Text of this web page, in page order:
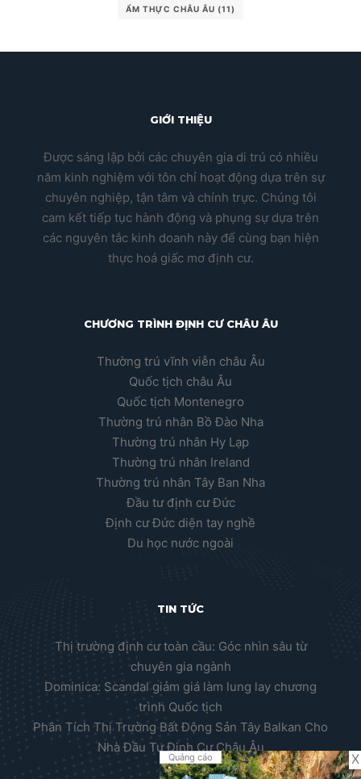
ẨM THỰC CHÂU ÂU (11)
GIỚI THIỆU
Được sáng lập bởi các chuyên gia di trú có nhiều
năm kinh nghiệm với tôn chỉ hoạt động dựa trên sự
chuyên nghiệp, tận tâm và chính trực. Chúng tôi
cam kết tiếp tục hành động và phụng sự dựa trên
các nguyên tắc kinh doanh này để cùng bạn hiện
thực hoá giấc mơ định cư.
CHƯƠNG TRÌNH ĐỊNH CƯ CHÂU ÂU
Thường trú vĩnh viễn châu Âu
Quốc tịch châu Âu
Quốc tịch Montenegro
Thường trú nhân Bồ Đào Nha
Thường trú nhân Hy Lạp
Thường trú nhân Ireland
Thường trú nhân Tây Ban Nha
Đầu tư định cư Đức
Định cư Đức diện tay nghề
Du học nước ngoài
TIN TỨC
Thị trường định cư toàn cầu: Góc nhìn sâu từ
chuyên gia ngành
Dominica: Scandal giảm giá làm lung lay chương
trình Quốc tịch
Phân Tích Thị Trường Bất Động Sản Tây Balkan Cho
Nhà Đầu Tư Định Cư Châu Âu
Quảng cáo X